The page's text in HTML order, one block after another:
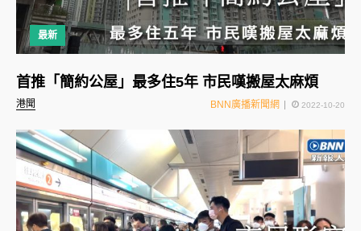
最新
港聞
首推「簡約公屋」最多住5年 市民嘆搬屋太麻煩
BNN廣播新聞網 2022-10-20